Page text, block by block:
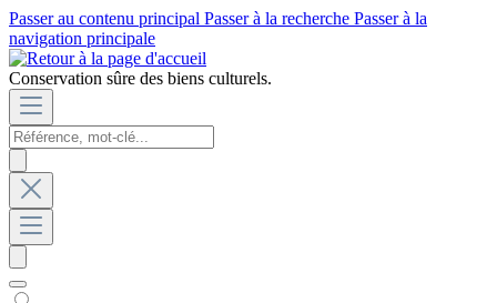
Passer au contenu principal Passer à la recherche Passer à la
navigation principale
Conservation sûre des biens culturels.